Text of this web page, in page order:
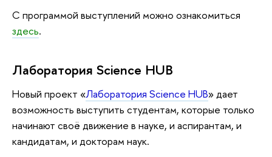
С программой выступлений можно ознакомиться
здесь.
Лаборатория Science HUB
Новый проект «Лаборатория Science HUB» дает
возможность выступить студентам, которые только
начинают своё движение в науке, и аспирантам, и
кандидатам, и докторам наук.